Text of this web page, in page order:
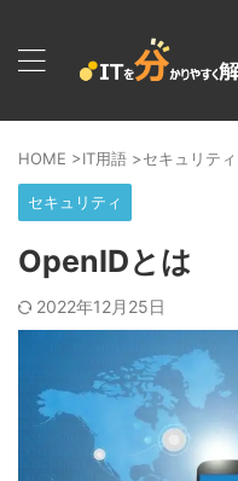
HOME >IT用語 >セキュリティ
セキュリティ
OpenIDとは
2022年12月25日